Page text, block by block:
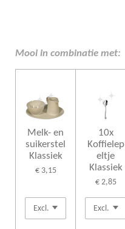
Mooi in combinatie met:
Melk- en
suikerstel
Klassiek
€ 3,15
10x
Koffielep
eltje
Klassiek
€ 2,85